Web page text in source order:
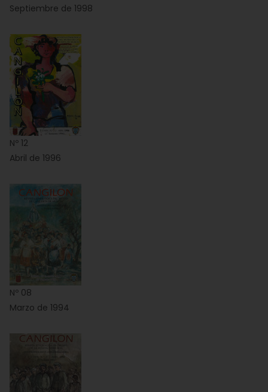
Septiembre de 1998
Nº 12
Abril de 1996
Nº 08
Marzo de 1994